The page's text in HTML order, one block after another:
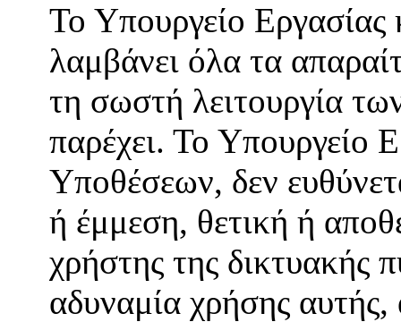
Το Υπουργείο
λαμβάνει όλα τα
τη σωστή λειτουργία
παρέχει. Το Υπουργείο
Υποθέσεων, δεν
ή έμμεση, θετική ή
χρήστης της δικτυακής
αδυναμία χρήσης